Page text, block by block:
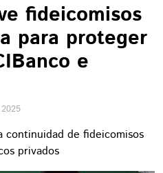
fideicomisos
para proteger
e
continuidad de fideicomisos
privados